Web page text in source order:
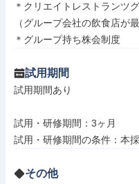
＊クリエイトレストランツ
（グループ会社の飲食店が
＊グループ持ち株会制度
試用期間
試用期間あり
試用・研修期間：3ヶ月
その他